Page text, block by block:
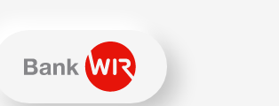
Seite wird JavaScript benötigt.